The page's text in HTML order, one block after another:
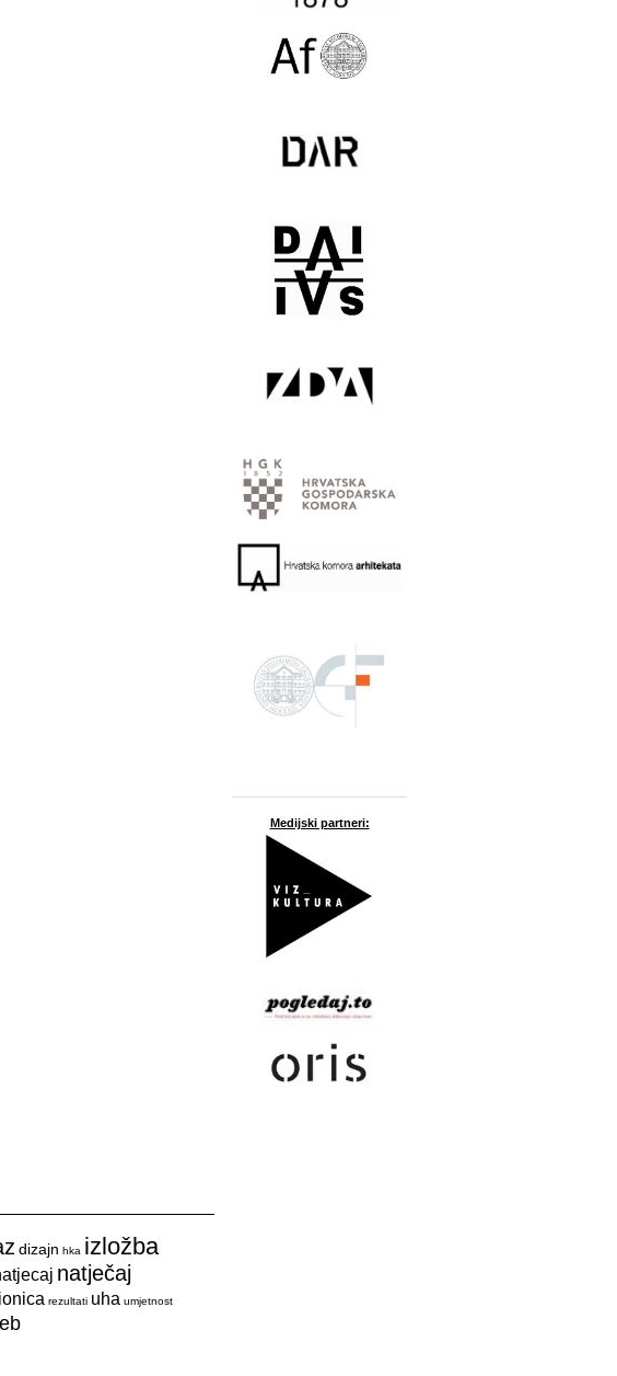
Medijski partneri:
dizajn hka izložba
natječaj
rezultati uha umjetnost